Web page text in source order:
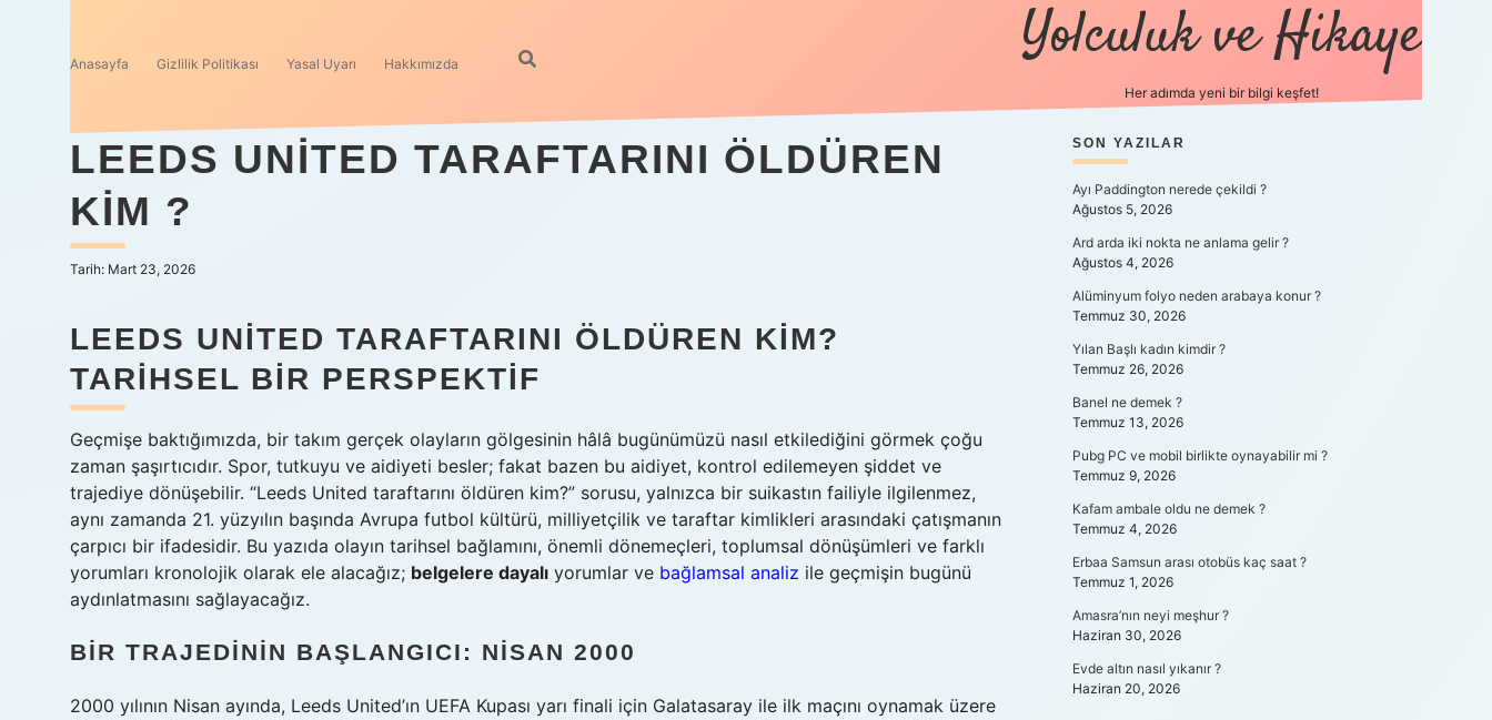
Anasayfa Gizlilik Politikası Yasal Uyarı Hakkımızda Yolculuk ve Hikaye
Her adımda yeni bir bilgi keşfet!
LEEDS UNITED TARAFTARINI ÖLDÜREN
KIM ?
Tarih: Mart 23, 2026
LEEDS UNITED TARAFTARINI ÖLDÜREN KIM?
TARIHSEL BIR PERSPEKTIF
Geçmişe baktığımızda, bir takım gerçek olayların gölgesinin hâlâ bugünümüzü nasıl etkilediğini görmek çoğu
zaman şaşırtıcıdır. Spor, tutkuyu ve aidiyeti besler; fakat bazen bu aidiyet, kontrol edilemeyen şiddet ve
trajediye dönüşebilir. “Leeds United taraftarını öldüren kim?” sorusu, yalnızca bir suikastın failiyle ilgilenmez,
aynı zamanda 21. yüzyılın başında Avrupa futbol kültürü, milliyetçilik ve taraftar kimlikleri arasındaki çatışmanın
çarpıcı bir ifadesidir. Bu yazıda olayın tarihsel bağlamını, önemli dönemeçleri, toplumsal dönüşümleri ve farklı
yorumları kronolojik olarak ele alacağız; belgelere dayalı yorumlar ve bağlamsal analiz ile geçmişin bugünü
aydınlatmasını sağlayacağız.
BIR TRAJEDININ BAŞLANGICI: NISAN 2000
2000 yılının Nisan ayında, Leeds United’ın UEFA Kupası yarı finali için Galatasaray ile ilk maçını oynamak üzere
SIDEBAR
SON YAZILAR
Ayı Paddington nerede çekildi ?
Ağustos 5, 2026
Ard arda iki nokta ne anlama gelir ?
Ağustos 4, 2026
Alüminyum folyo neden arabaya konur ?
Temmuz 30, 2026
Yılan Başlı kadın kimdir ?
Temmuz 26, 2026
Banel ne demek ?
Temmuz 13, 2026
Pubg PC ve mobil birlikte oynayabilir mi ?
Temmuz 9, 2026
Kafam ambale oldu ne demek ?
Temmuz 4, 2026
Erbaa Samsun arası otobüs kaç saat ?
Temmuz 1, 2026
Amasra’nın neyi meşhur ?
Haziran 30, 2026
Evde altın nasıl yıkanır ?
Haziran 20, 2026